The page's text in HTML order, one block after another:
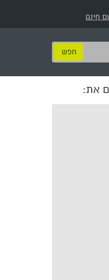
חינם
חיפוש
שיר
/
זמראת: